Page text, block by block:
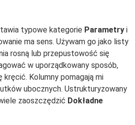
typowe kategorie Parametry i
ma sens. Używam go jako listy
rosną lub przepustowość się
w uporządkowany sposób,
Kolumny pomagają mi
ubocznych. Ustrukturyzowany
zaoszczędzić Dokładne